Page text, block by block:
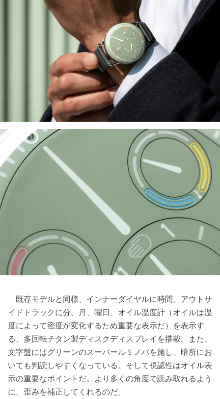
既存モデルと同様、インナーダイヤルに時間、アウトサ
イドトラックに分、月、曜日、オイル温度計（オイルは温
度によって密度が変化するため重要な表示だ）を表示す
る、多回転チタン製ディスクディスプレイを搭載。また、
文字盤にはグリーンのスーパールミノバを施し、暗所にお
いても判読しやすくなっている。そして視認性はオイル表
示の重要なポイントだ。より多くの角度で読み取れるよう
に、歪みを補正してくれるのだ。